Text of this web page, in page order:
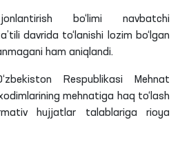
bo‘limi navbatchi
davrida to‘lanishi lozim bo‘lgan
ham aniqlandi.
Respublikasi Mehnat
mehnatiga haq to‘lash
hujjatlar talablariga rioya